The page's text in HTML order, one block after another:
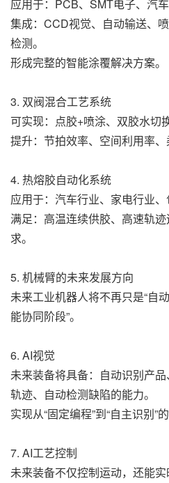
应用于：PCB、SMT电子、汽车
集成：CCD视觉、自动输送、
检测。
形成完整的智能涂覆解决方案。
3. 双阀混合工艺系统
可实现：点胶+喷涂、双胶水切
提升：节拍效率、空间利用率、
4. 热熔胶自动化系统
应用于：汽车行业、家电行业、
满足：高温连续供胶、高速轨
求。
5. 机械臂的未来发展方向
未来工业机器人将不再只是“自
能协同阶段”。
6. AI视觉
未来装备将具备：自动识别产
轨迹、自动检测缺陷的能力。
实现从“固定编程”到“自主识别”的
7. AI工艺控制
未来装备不仅控制运动，还能